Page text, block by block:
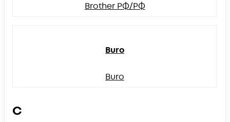
Brother РФ/РФ
Buro
Buro
C